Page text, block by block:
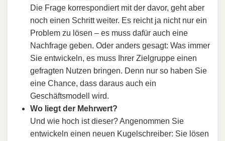
Die Frage korrespondiert mit der davor, geht aber
noch einen Schritt weiter. Es reicht ja nicht nur ein
Problem zu lösen – es muss dafür auch eine
Nachfrage geben. Oder anders gesagt: Was immer
Sie entwickeln, es muss Ihrer Zielgruppe einen
gefragten Nutzen bringen. Denn nur so haben Sie
eine Chance, dass daraus auch ein
Geschäftsmodell wird.
Wo liegt der Mehrwert?
Und wie hoch ist dieser? Angenommen Sie
entwickeln einen neuen Kugelschreiber: Sie lösen